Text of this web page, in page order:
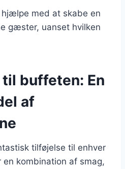
med at skabe en
gæster, uanset hvilken
buffeten: En
af
tilføjelse til enhver
kombination af smag,